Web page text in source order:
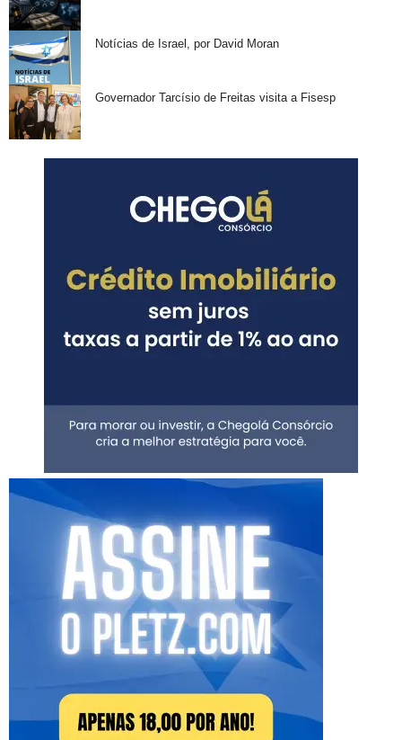
Notícias de Israel, por David Moran
Governador Tarcísio de Freitas visita a Fisesp